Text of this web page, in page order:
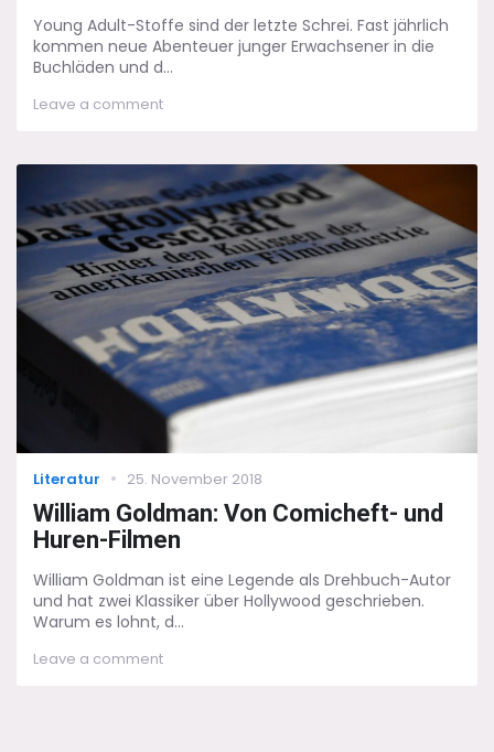
Young Adult-Stoffe sind der letzte Schrei. Fast jährlich
kommen neue Abenteuer junger Erwachsener in die
Buchläden und d...
Leave a commenton
–
Buch:
Erfrischend
eigenständig
Categories
Literatur
Posted
25. November 2018
William Goldman: Von Comicheft- und
Huren-Filmen
William Goldman ist eine Legende als Drehbuch-Autor
und hat zwei Klassiker über Hollywood geschrieben.
Warum es lohnt, d...
Leave a commenton